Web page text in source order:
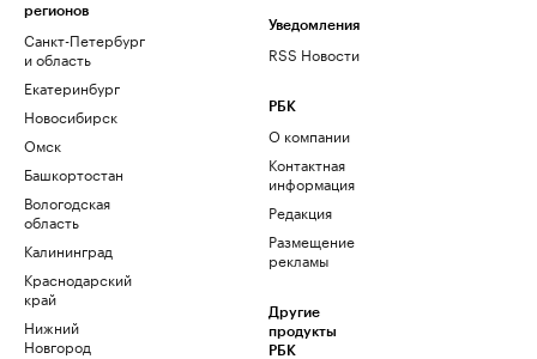
регионов
Санкт-Петербург
и область
Екатеринбург
Новосибирск
Омск
Башкортостан
Вологодская
область
Калининград
Краснодарский
край
Нижний
Новгород
Уведомления
RSS Новости
РБК
О компании
Контактная
информация
Редакция
Размещение
рекламы
Другие
продукты
РБК